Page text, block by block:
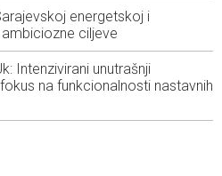
energetskoj i
ciljeve
Intenzivirani unutrašnji
na funkcionalnosti nastavnih